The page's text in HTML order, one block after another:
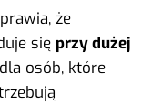
że
się przy dużej
osób, które